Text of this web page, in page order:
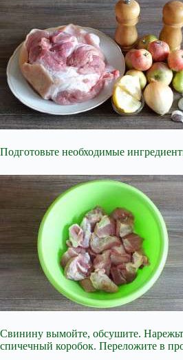
Подготовьте необходимые
Свинину вымойте, обсушите.
спичечный коробок. Переложите в